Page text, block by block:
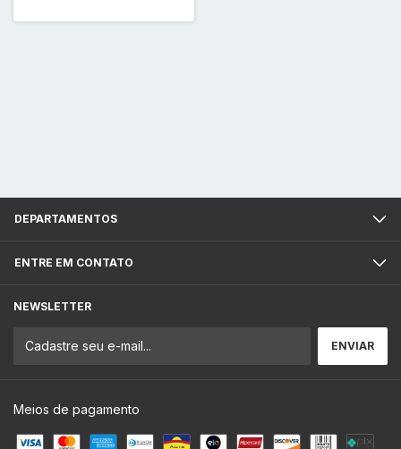
DEPARTAMENTOS
ENTRE EM CONTATO
NEWSLETTER
Meios de pagamento